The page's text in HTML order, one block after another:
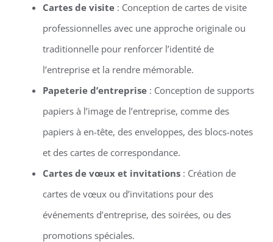
Cartes de visite: Conception de cartes de visite
professionnelles avec une approche originale ou
traditionnelle pour renforcer l’identité de
l’entreprise et la rendre mémorable.
Papeterie d’entreprise: Conception de supports
papiers à l’image de l’entreprise, comme des
papiers à en-tête, des enveloppes, des blocs-notes
et des cartes de correspondance.
Cartes de vœux et invitations: Création de
cartes de vœux ou d’invitations pour des
événements d’entreprise, des soirées, ou des
promotions spéciales.